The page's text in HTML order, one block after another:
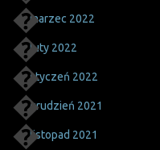
marzec 2022
luty 2022
styczeń 2022
grudzień 2021
listopad 2021